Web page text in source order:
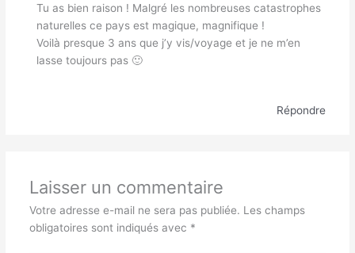
Tu as bien raison ! Malgré les nombreuses catastrophes
naturelles ce pays est magique, magnifique !
Voilà presque 3 ans que j’y vis/voyage et je ne m’en
lasse toujours pas 🙂
Répondre
Laisser un commentaire
Votre adresse e-mail ne sera pas publiée. Les champs
obligatoires sont indiqués avec *